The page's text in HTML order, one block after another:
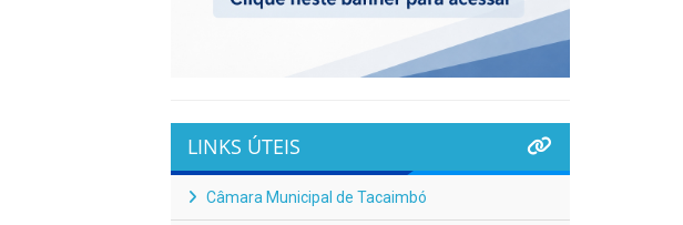
LINKS ÚTEIS
Câmara Municipal de Tacaimbó